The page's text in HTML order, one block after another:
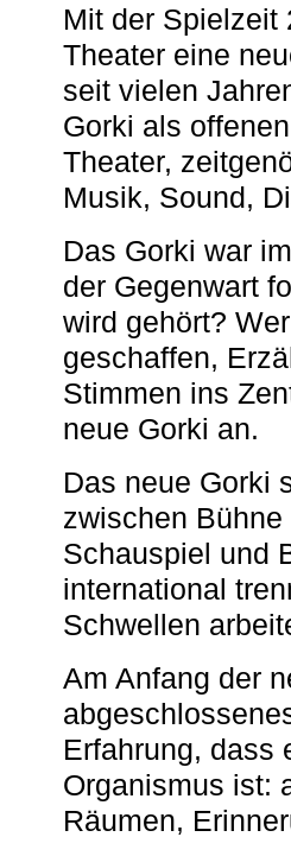
Mit der Spielzeit
Theater eine
seit vielen
Gorki als
Theater,
Musik, Sound,
Das Gorki war
der Gegenwart
wird gehört?
geschaffen,
Stimmen ins
neue Gorki an.
Das neue Gorki
zwischen
Schauspiel und
international
Schwellen
Am Anfang der
Erfahrung, dass
Organismus ist:
Räumen,